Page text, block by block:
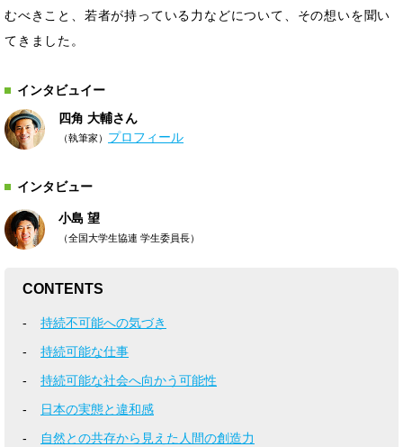
むべきこと、若者が持っている力などについて、その想いを聞い
てきました。
インタビュイー
四角 大輔さん
（執筆家） プロフィール
インタビュー
小島 望
（全国大学生協連 学生委員長）
CONTENTS
持続不可能への気づき
持続可能な仕事
持続可能な社会へ向かう可能性
日本の実態と違和感
自然との共存から見えた人間の創造力